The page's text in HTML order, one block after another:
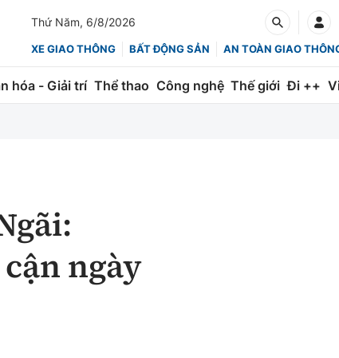
Thứ Năm, 6/8/2026
XE GIAO THÔNG BẤT ĐỘNG SẢN AN TOÀN GIAO
hóa - Giải trí Thể thao Công nghệ Thế giới Đi ++
Chứng khoán
Bảo hiểm
ngày